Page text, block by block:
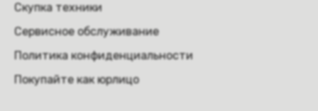
Скупка техники
Сервисное обслуживание
Политика конфиденциальности
Покупайте как юрлицо